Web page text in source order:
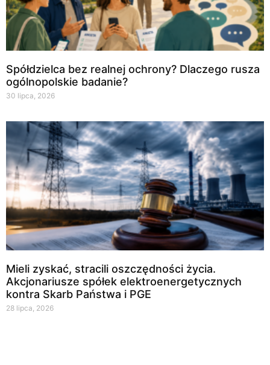
Spółdzielca bez realnej ochrony? Dlaczego rusza
ogólnopolskie badanie?
30 lipca, 2026
Mieli zyskać, stracili oszczędności życia.
Akcjonariusze spółek elektroenergetycznych
kontra Skarb Państwa i PGE
28 lipca, 2026